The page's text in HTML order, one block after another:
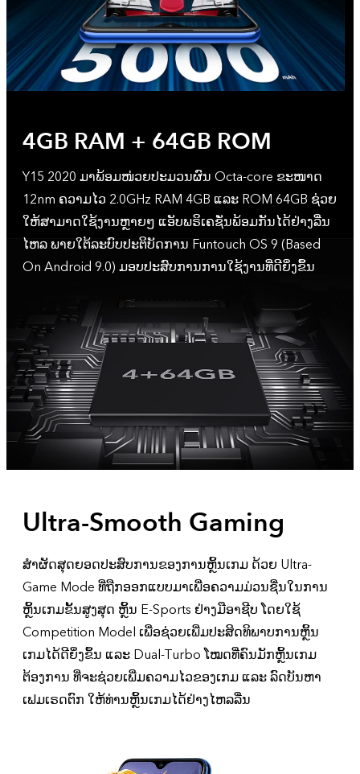
4GB RAM + 64GB ROM
Y15 2020 ມາພ້ອມໜ່ວຍປະມວນຜົນ Octa-core ຂະໜາດ
12nm ຄວາມໄວ 2.0GHz RAM 4GB ແລະ ROM 64GB ຊ່ວຍ
ໃຫ້ສາມາດໃຊ້ງານຫຼາຍໆ ແອັບພຣິເຄຊັ່ນພ້ອມກັນໄດ້ຢ່າງລື່ນ
ໄຫລ ພາຍໃຕ້ລະບົບປະຕິບັດການ Funtouch OS 9 (Based
On Android 9.0) ມອບປະສົບການການໃຊ້ງານທີ່ດີຍິ່ງຂຶ້ນ
Ultra-Smooth Gaming
ສຳຜັດສຸດຍອດປະສົບການຂອງການຫຼິ້ນເກມ ດ້ວຍ Ultra-
Game Mode ທີ່ຖືກອອກແບບມາເພື່ອຄວາມມ່ວນຊື່ນໃນການ
ຫຼິ້ນເກມຂັ້ນສູງສຸດ ຫຼິ້ນ E-Sports ຢ່າງມືອາຊີບ ໂດຍໃຊ້
Competition Model ເພື່ອຊ່ວຍເພີ່ມປະສິດທິພາບການຫຼິ້ນ
ເກມໄດ້ດີຍິ່ງຂຶ້ນ ແລະ Dual-Turbo ໂໝດທີ່ຄົນມັກຫຼິ້ນເກມ
ຕ້ອງການ ທີ່ຈະຊ່ວຍເພີ່ມຄວາມໄວຂອງເກມ ແລະ ລົດບັນຫາ
ເຟມເຣດຕົກ ໃຫ້ທ່ານຫຼິ້ນເກມໄດ້ຢ່າງໄຫລລື່ນ